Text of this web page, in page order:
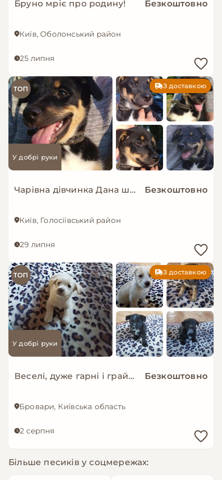
Бруно мріє про родину! Безкоштовно
Київ, Оболонський район
25 липня
ТОП З доставкою
У добрі руки
Чарівна дівчинка Дана шукає родину цуценя Безкоштовно
Київ, Голосіївський район
29 липня
ТОП З доставкою
У добрі руки
Веселі, дуже гарні і грайливі цуценята шукають об'єкт для ощасливлення Безкоштовно
Бровари, Київська область
2 серпня
Більше песиків у соцмережах: